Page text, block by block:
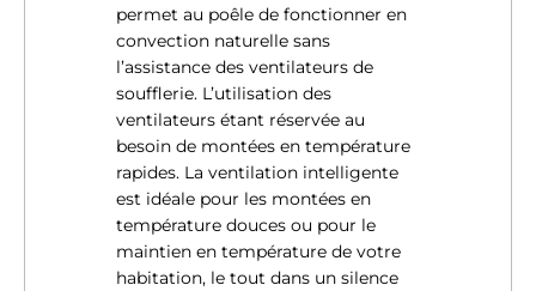
permet au poêle de fonctionner en
convection naturelle sans
l’assistance des ventilateurs de
soufflerie. L’utilisation des
ventilateurs étant réservée au
besoin de montées en température
rapides. La ventilation intelligente
est idéale pour les montées en
température douces ou pour le
maintien en température de votre
habitation, le tout dans un silence